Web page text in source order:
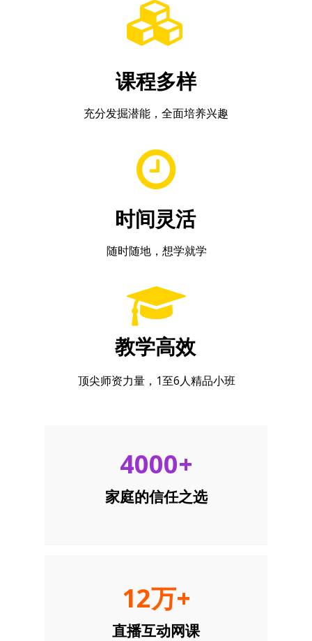
充分发掘潜能， 全面培养兴趣
课程多样
随时随地，想学就学
时间灵活
顶尖师资力量，1至6人精品小班
教学高效
家庭的信任之选
直播互动网课
4000+
12万+